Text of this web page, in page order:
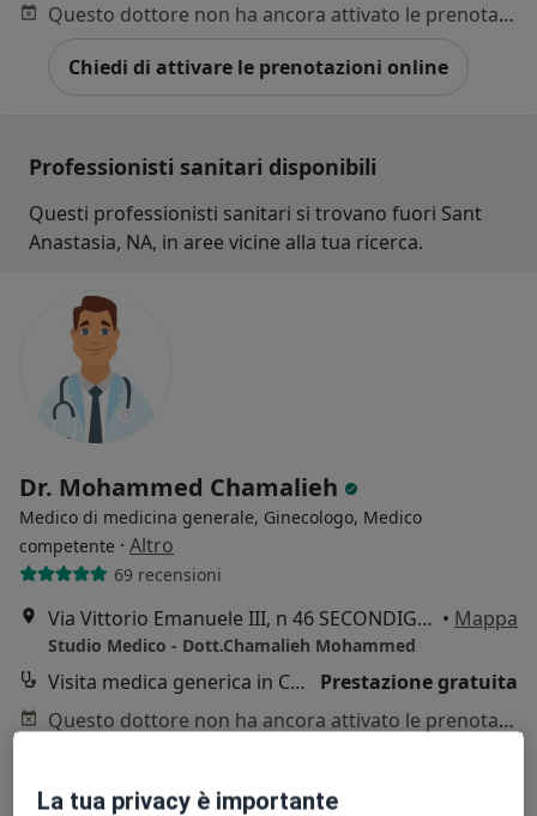
Questo dottore non ha ancora attivato le prenotazioni online presso questo indirizzo.
Chiedi di attivare le prenotazioni online
Professionisti sanitari disponibili
Questi professionisti sanitari si trovano fuori Sant
Anastasia, NA, in aree vicine alla tua ricerca.
Dr. Mohammed Chamalieh
Medico di medicina generale, Ginecologo, Medico
competente · Altro
69 recensioni
Via Vittorio Emanuele III, n 46 SECONDIGLIANO, Napoli • Mappa
Studio Medico - Dott.Chamalieh Mohammed
Visita medica generica in CONVENZIONE
Prestazione gratuita
Questo dottore non ha ancora attivato le prenotazioni online presso questo indirizzo.
La tua privacy è importante